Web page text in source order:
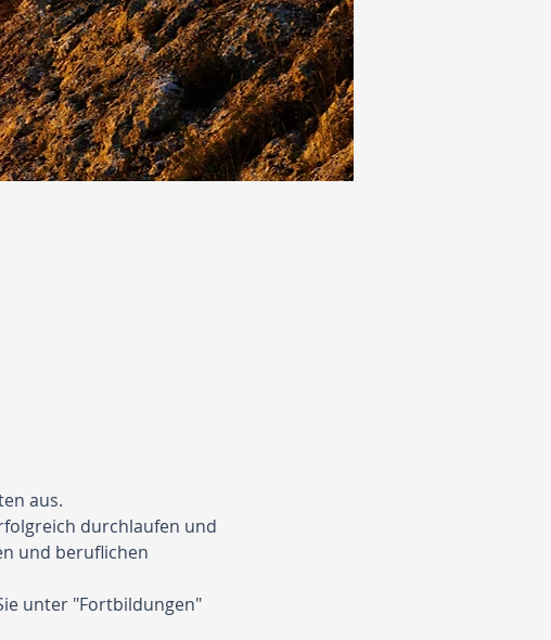
aus.
durchlaufen und
und beruflichen
unter "Fortbildungen"